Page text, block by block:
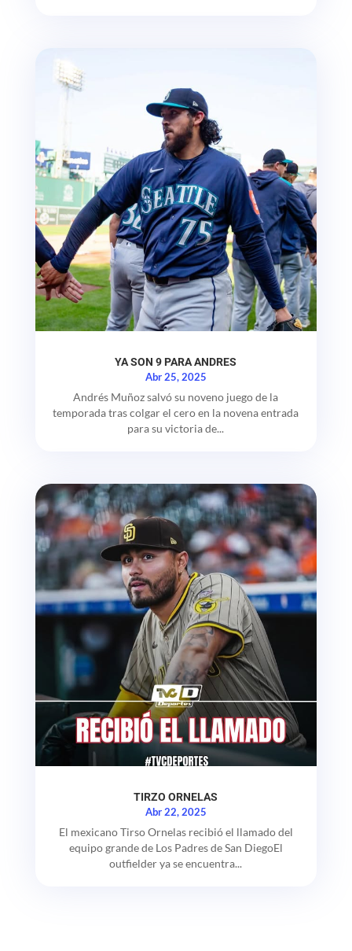
YA SON 9 PARA ANDRES
Abr 25, 2025
Andrés Muñoz salvó su noveno juego de la
temporada tras colgar el cero en la novena entrada
para su victoria de...
TIRZO ORNELAS
Abr 22, 2025
El mexicano Tirso Ornelas recibió el llamado del
equipo grande de Los Padres de San DiegoEl
outfielder ya se encuentra...